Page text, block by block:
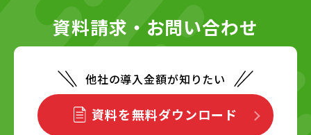
資料請求・お問い合わせ
他社の導入金額が知りたい
資料を無料ダウンロード